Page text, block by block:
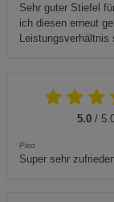
Sehr guter Stiefel
ich diesen erneut
Leistungsverhältnis
5.0 /
Pico
Super sehr